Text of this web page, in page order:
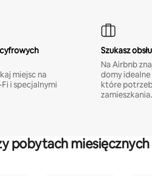
miejsc na
i specjalnymi
Szukasz
Na Airbnb
domy
które
zamieszkania.
pobytach miesięcznych